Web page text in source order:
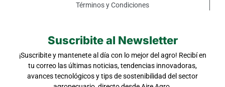
Términos y Condiciones
Suscribite al Newsletter
¡Suscribite y mantenete al día con lo mejor del agro! Recibí en
tu correo las últimas noticias, tendencias innovadoras,
avances tecnológicos y tips de sostenibilidad del sector